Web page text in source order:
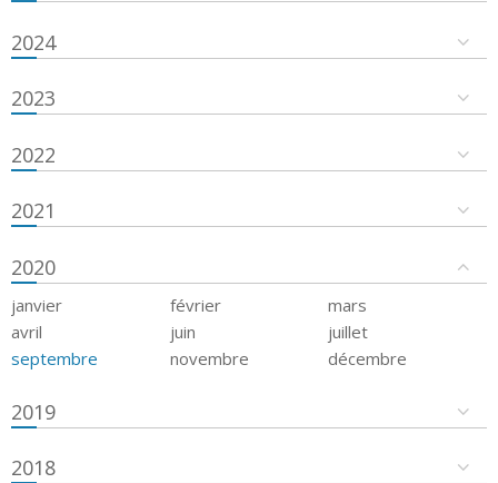
2024
2023
2022
2021
2020
janvier février
mars
avril
juin
juillet
septembre
novembre décembre
2019
2018